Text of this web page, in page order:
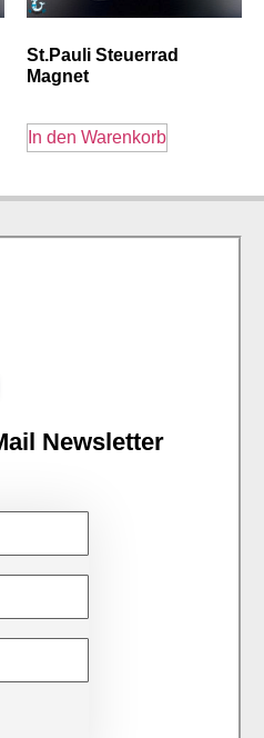
St.Pauli Steuerrad
Magnet
In den Warenkorb
Newsletter